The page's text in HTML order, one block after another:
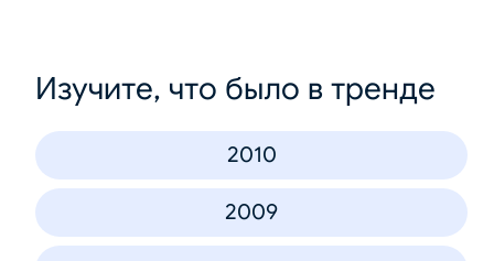
Изучите, что было в тренде
2010
2009